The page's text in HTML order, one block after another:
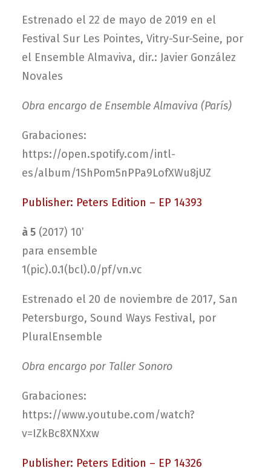
Estrenado el 22 de mayo de 2019 en el
Festival Sur Les Pointes, Vitry-Sur-Seine, por
el Ensemble Almaviva, dir.: Javier González
Novales
Obra encargo de Ensemble Almaviva (París)
Grabaciones:
https://open.spotify.com/intl-
es/album/1ShPom5nPPa9LofXWu8jUZ
Publisher: Peters Edition – EP 14393
à 5 (2017) 10’
para ensemble
1(pic).0.1(bcl).0/pf/vn.vc
Estrenado el 20 de noviembre de 2017, San
Petersburgo, Sound Ways Festival, por
PluralEnsemble
Obra encargo por Taller Sonoro
Grabaciones:
https://www.youtube.com/watch?
v=IZkBc8XNXxw
Publisher: Peters Edition – EP 14326